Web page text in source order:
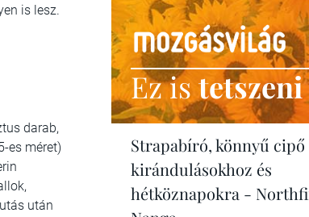
is lesz.
darab,
es méret)
után
Ez istetszeni
Strapabíró, könnyű cipő
kirándulásokhoz és
hétköznapokra -